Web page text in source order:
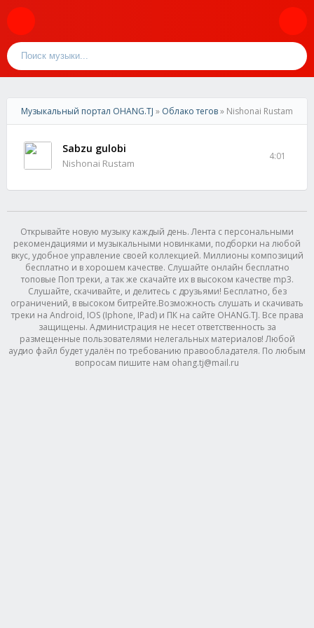
Музыкальный портал OHANG.TJ » Облако тегов» Nishonai Rustam
Sabzu gulobi
Nishonai Rustam
4:01
Открывайте новую музыку каждый день. Лента с персональными
рекомендациями и музыкальными новинками, подборки на любой
вкус, удобное управление своей коллекцией. Миллионы композиций
бесплатно и в хорошем качестве. Слушайте онлайн бесплатно
топовые Поп треки, а так же скачайте их в высоком качестве mp3.
Слушайте, скачивайте, и делитесь с друзьями! Бесплатно, без
ограничений, в высоком битрейте.Возможность слушать и скачивать
треки на Android, IOS (Iphone, IPad) и ПК на сайте OHANG.TJ. Все права
защищены. Администрация не несет ответственность за
размещенные пользователями нелегальных материалов! Любой
аудио файл будет удалён по требованию правообладателя. По любым
вопросам пишите нам ohang.tj@mail.ru